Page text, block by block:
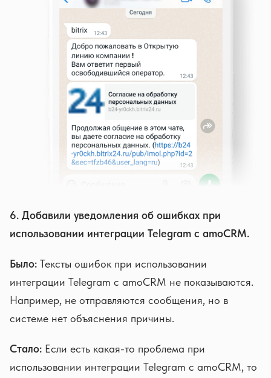
6. Добавили уведомления об ошибках при
использовании интеграции Telegram с amoCRM.
Было: Тексты ошибок при использовании
интеграции Telegram с amoCRM не показываются.
Например, не отправляются сообщения, но в
системе нет объяснения причины.
Стало: Если есть какая-то проблема при
использовании интеграции Telegram с amoCRM, то